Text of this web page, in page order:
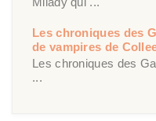
Les chroniques des
de vampires de
Les chroniques des
...